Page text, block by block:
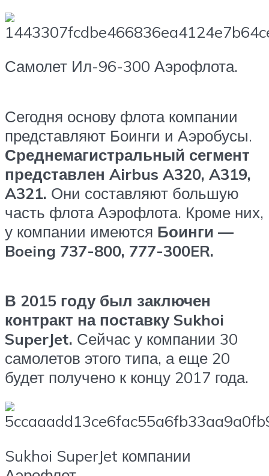
Самолет Ил-96-300 Аэрофлота.
Сегодня основу флота компании
представляют Боинги и Аэробусы.
Среднемагистральный сегмент
представлен Airbus A320, A319,
A321. Они составляют большую
часть флота Аэрофлота. Кроме них,
у компании имеются Боинги —
Boeing 737-800, 777-300ER.
В 2015 году был заключен
контракт на поставку Sukhoi
SuperJet. Сейчас у компании 30
самолетов этого типа, а еще 20
будет получено к концу 2017 года.
Sukhoi SuperJet компании